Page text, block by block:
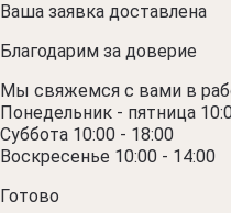
Ваша заявка доставлена
Благодарим за доверие
Мы свяжемся с вами в
Понедельник - пятница
Суббота 10:00 - 18:00
Воскресенье 10:00 - 14:00
Готово